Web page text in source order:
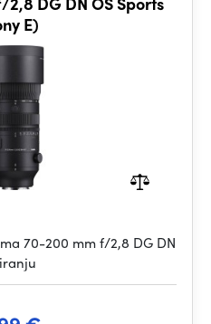
E)
70-200 mm f/2,8 DG DN